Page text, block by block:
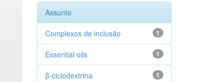
Assunto
1
Complexos de inclusão
1
Essential oils
1
β-ciclodextrina